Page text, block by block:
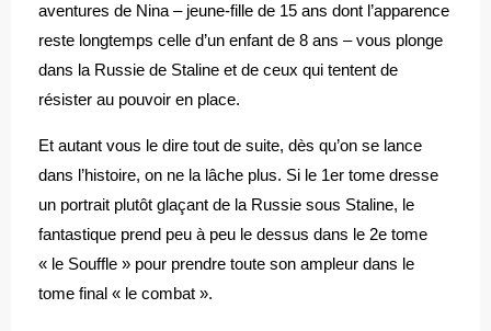
aventures de Nina – jeune-fille de 15 ans dont l’apparence
reste longtemps celle d’un enfant de 8 ans – vous plonge
dans la Russie de Staline et de ceux qui tentent de
résister au pouvoir en place.
Et autant vous le dire tout de suite, dès qu’on se lance
dans l’histoire, on ne la lâche plus. Si le 1er tome dresse
un portrait plutôt glaçant de la Russie sous Staline, le
fantastique prend peu à peu le dessus dans le 2e tome
« le Souffle » pour prendre toute son ampleur dans le
tome final « le combat ».